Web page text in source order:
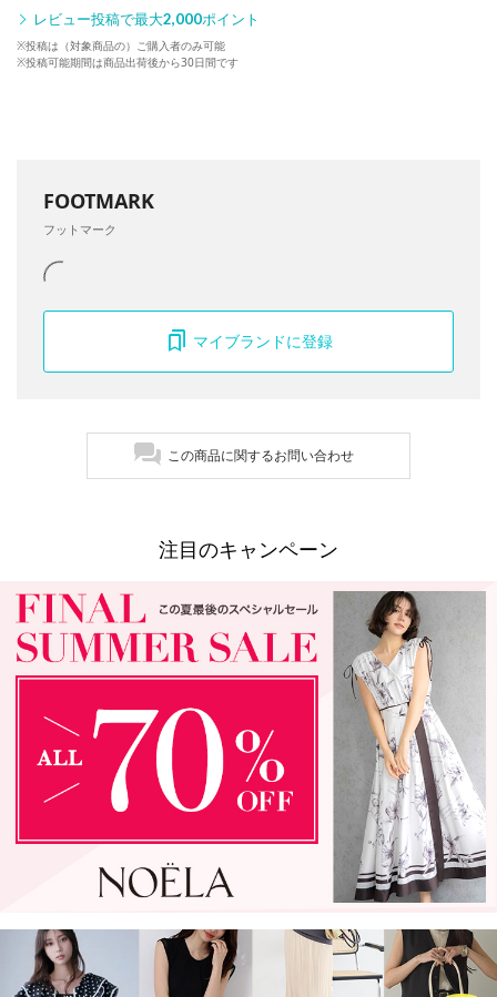
レビュー投稿で最大2,000ポイント
※投稿は（対象商品の）ご購入者のみ可能
※投稿可能期間は商品出荷後から30日間です
FOOTMARK
フットマーク
マイブランドに登録
この商品に関するお問い合わせ
注目のキャンペーン